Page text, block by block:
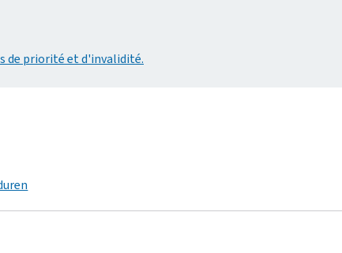
de priorité et d'invalidité.